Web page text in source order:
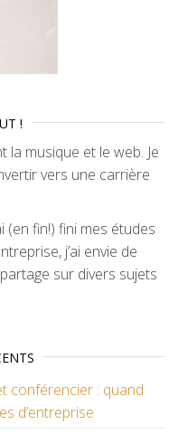
!
la musique et le web. Je
vers une carrière
(en fin!) fini mes études
j’ai envie de
sur divers sujets
conférencier : quand
d’entreprise